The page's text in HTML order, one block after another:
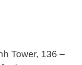
Tower, 136 –